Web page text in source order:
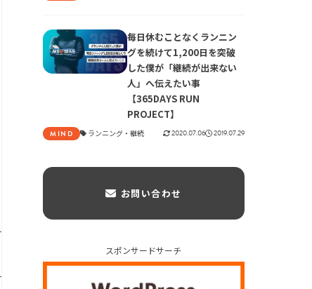
毎日休むことなくランニン
グを続けて1,200日を突破
した僕が「継続が出来ない
人」へ伝えたい事
【365DAYS RUN
PROJECT】
MIND ランニング 継続 2020.07.06 2019.07.29
お問い合わせ
スポンサードサーチ